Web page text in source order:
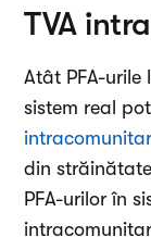
TVA
Atât PFA-urile
sistem real
intracomunitar
din
PFA-urilor în